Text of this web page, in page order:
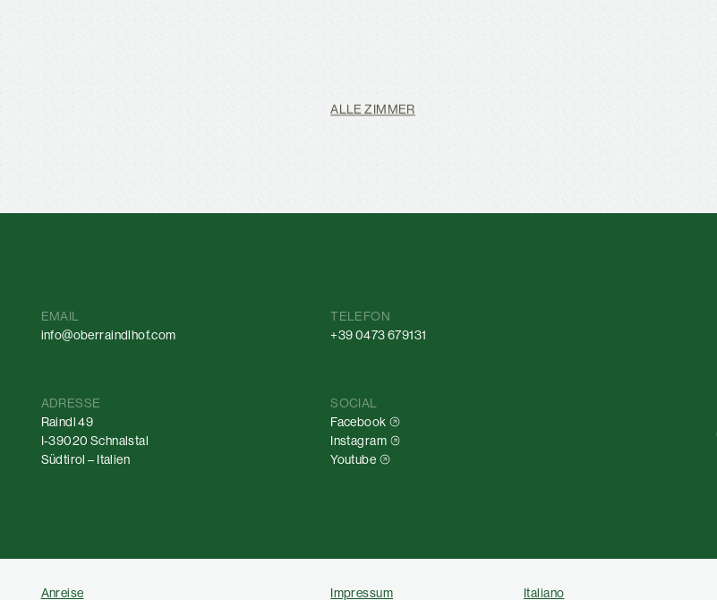
ALLE ZIMMER
EMAIL
info@oberraindlhof.com
TELEFON
+39 0473 679131
ADRESSE
Raindl 49
I-39020 Schnalstal
Südtirol – Italien
SOCIAL
Facebook
Instagram
Youtube
Anreise Impressum Italiano